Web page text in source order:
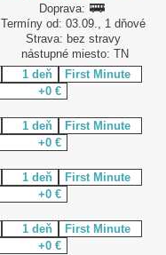
Doprava:
Termíny od: 03.09., 1 dňové
Strava: bez stravy
nástupné miesto: TN
1 deň
First Minute
+0 €
1 deň
First Minute
+0 €
1 deň
First Minute
+0 €
1 deň
First Minute
+0 €